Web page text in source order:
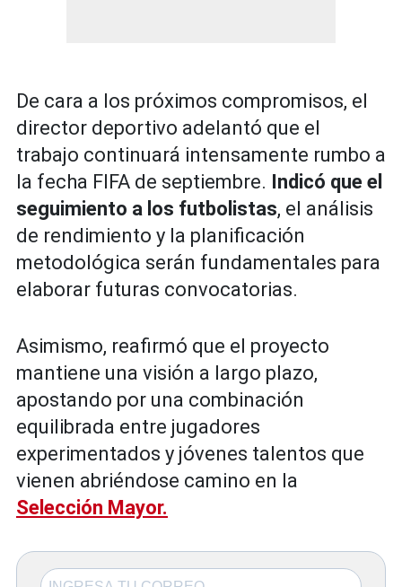
De cara a los próximos compromisos, el
director deportivo adelantó que el
trabajo continuará intensamente rumbo a
la fecha FIFA de septiembre. Indicó que el
seguimiento a los futbolistas, el análisis
de rendimiento y la planificación
metodológica serán fundamentales para
elaborar futuras convocatorias.
Asimismo, reafirmó que el proyecto
mantiene una visión a largo plazo,
apostando por una combinación
equilibrada entre jugadores
experimentados y jóvenes talentos que
vienen abriéndose camino en la
Selección Mayor.